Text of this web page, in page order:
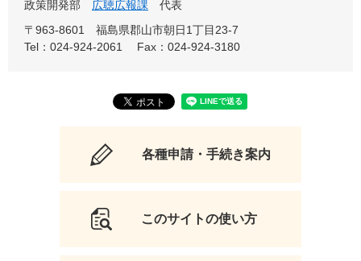
政策開発部 広聴広報課
代表
〒963-8601
福島県郡山市朝日1丁目23-7
Tel：024-924-2061
Fax：024-924-3180
各種申請・手続き案内
このサイトの使い方